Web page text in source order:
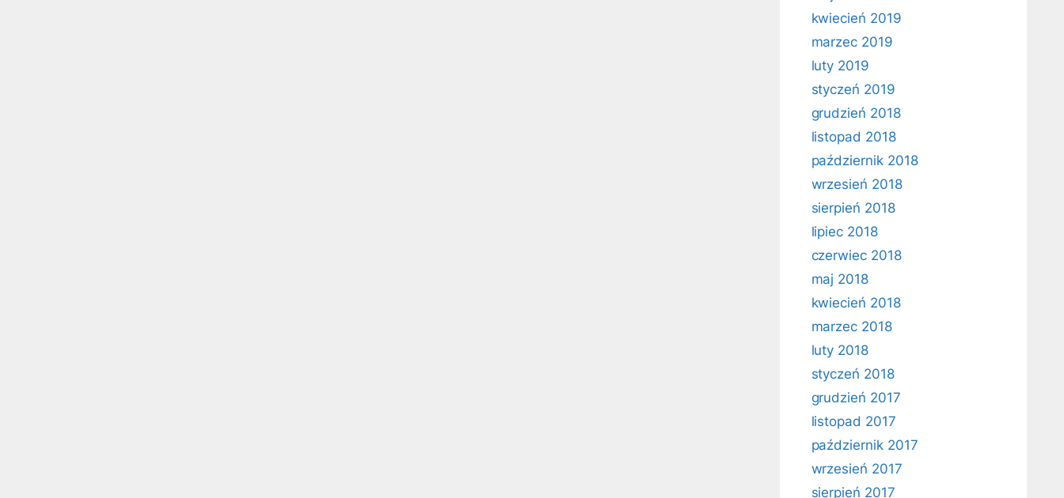
kwiecień 2019
marzec 2019
luty 2019
styczeń 2019
grudzień 2018
listopad 2018
październik 2018
wrzesień 2018
sierpień 2018
lipiec 2018
czerwiec 2018
maj 2018
kwiecień 2018
marzec 2018
luty 2018
styczeń 2018
grudzień 2017
listopad 2017
październik 2017
wrzesień 2017
sierpień 2017